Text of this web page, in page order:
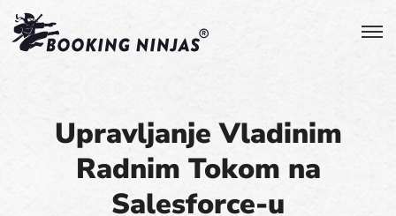
Upravljanje Vladinim
Radnim Tokom na
Salesforce-u